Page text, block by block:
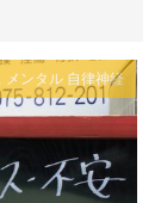
メンタル 自律神経